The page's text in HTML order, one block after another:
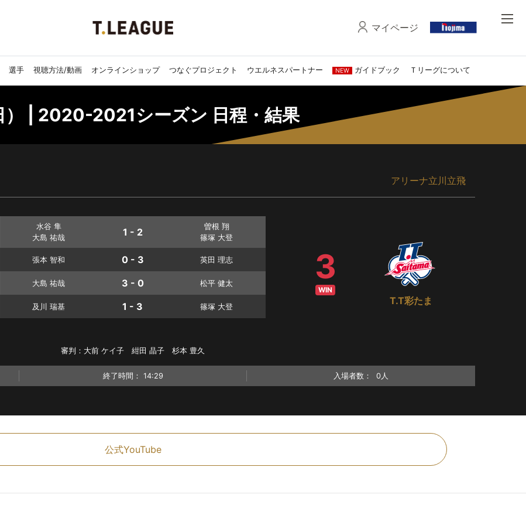
マイページ
選手 視聴方法/動画 オンラインショップ つなぐプロジェクト ウエルネスパートナー NEW ガイドブック Ｔリーグについて
| 2020-2021シーズン 日程・結果
アリーナ立川立飛
水谷 隼
大島 祐哉
1 - 2
曽根 翔
篠塚 大登
張本 智和 0 - 3 英田 理志
大島 祐哉 3 - 0 松平 健太
及川 瑞基 1 - 3 篠塚 大登 T.T彩たま
3
WIN
審判：大前 ケイ子 紺田 晶子 杉本 豊久
終了時間： 14:29 入場者数： 0人
公式YouTube